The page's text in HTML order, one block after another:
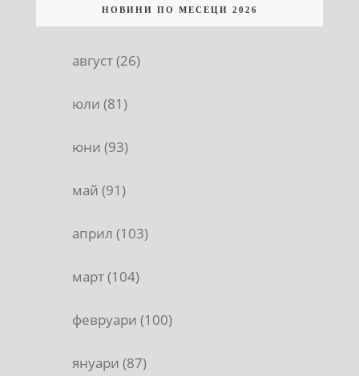
НОВИНИ ПО МЕСЕЦИ 2026
август (26)
юли (81)
юни (93)
май (91)
април (103)
март (104)
февруари (100)
януари (87)